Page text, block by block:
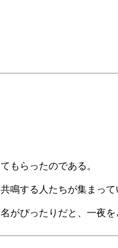
もらったのである。
する人たちが集まって
ぴったりだと、一夜を